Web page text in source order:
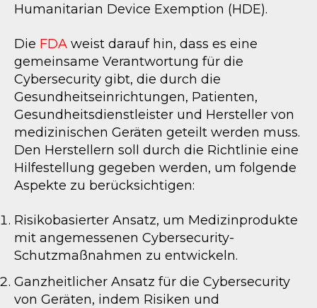
Humanitarian Device Exemption (HDE).
Die FDA weist darauf hin, dass es eine
gemeinsame Verantwortung für die
Cybersecurity gibt, die durch die
Gesundheitseinrichtungen, Patienten,
Gesundheitsdienstleister und Hersteller von
medizinischen Geräten geteilt werden muss.
Den Herstellern soll durch die Richtlinie eine
Hilfestellung gegeben werden, um folgende
Aspekte zu berücksichtigen:
Risikobasierter Ansatz, um Medizinprodukte
mit angemessenen Cybersecurity-
Schutzmaßnahmen zu entwickeln.
Ganzheitlicher Ansatz für die Cybersecurity
von Geräten, indem Risiken und